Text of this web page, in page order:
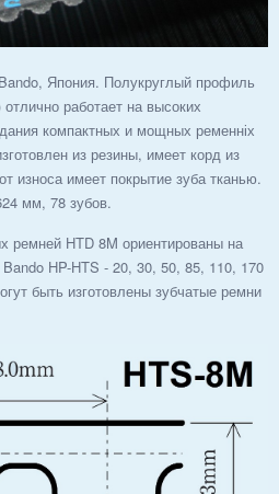
Япония. Полукруглый профиль
работает на высоких
компактных и мощных ременніх
из резины, имеет корд из
износа имеет покрытие зуба тканью.
мм, 78 зубов.
ремней HTD 8M ориентированы на
HP-HTS - 20, 30, 50, 85, 110, 170
быть изготовлены зубчатые ремни